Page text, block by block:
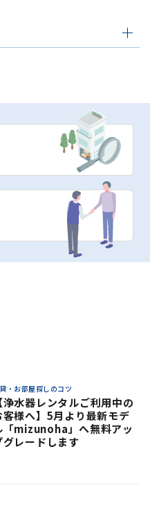
・お部屋探しのコツ
【浄水器レンタルご利用中の
客様へ】5月より最新モデ
「mizunoha」へ無料アッ
グレードします